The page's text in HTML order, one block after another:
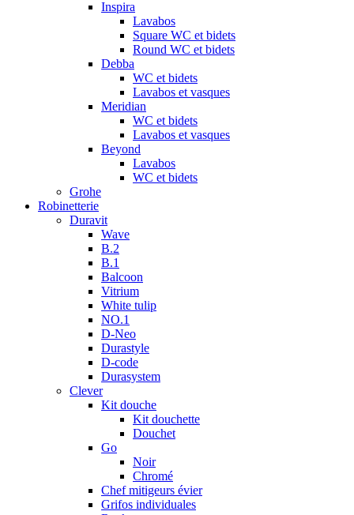
Inspira
Lavabos
Square WC et bidets
Round WC et bidets
Debba
WC et bidets
Lavabos et vasques
Meridian
WC et bidets
Lavabos et vasques
Beyond
Lavabos
WC et bidets
Grohe
Robinetterie
Duravit
Wave
B.2
B.1
Balcoon
Vitrium
White tulip
NO.1
D-Neo
Durastyle
D-code
Durasystem
Clever
Kit douche
Kit douchette
Douchet
Go
Noir
Chromé
Chef mitigeurs évier
Grifos individuales